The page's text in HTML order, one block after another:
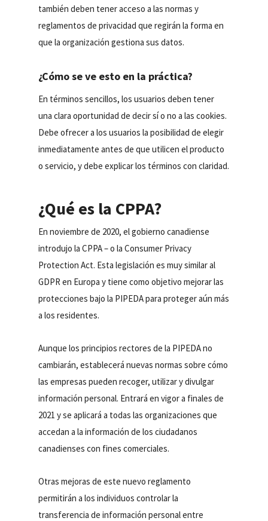
también deben tener acceso a las normas y
reglamentos de privacidad que regirán la forma en
que la organización gestiona sus datos.
¿Cómo se ve esto en la práctica?
En términos sencillos, los usuarios deben tener
una clara oportunidad de decir sí o no a las cookies.
Debe ofrecer a los usuarios la posibilidad de elegir
inmediatamente antes de que utilicen el producto
o servicio, y debe explicar los términos con claridad.
¿Qué es la CPPA?
En noviembre de 2020, el gobierno canadiense
introdujo la CPPA – o la Consumer Privacy
Protection Act. Esta legislación es muy similar al
GDPR en Europa y tiene como objetivo mejorar las
protecciones bajo la PIPEDA para proteger aún más
a los residentes.
Aunque los principios rectores de la PIPEDA no
cambiarán, establecerá nuevas normas sobre cómo
las empresas pueden recoger, utilizar y divulgar
información personal. Entrará en vigor a finales de
2021 y se aplicará a todas las organizaciones que
accedan a la información de los ciudadanos
canadienses con fines comerciales.
Otras mejoras de este nuevo reglamento
permitirán a los individuos controlar la
transferencia de información personal entre